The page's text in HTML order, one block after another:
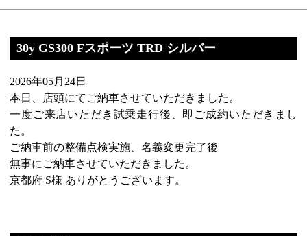
30y GS300 Fスポーツ TRD シルバー
2026年05月24日
本日、店頭にてご納車させていただきました。
一度ご来店いただき試乗走行後、即ご成約いただきまし
た。
ご納車前の整備点検実施、名義変更完了後
無事にご納車させていただきました。
京都府 S様 ありがとうございます。